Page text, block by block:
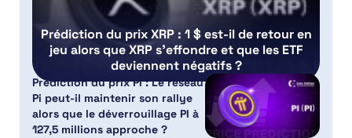
Prédiction du prix XRP : 1 $ est-il de retour en
jeu alors que XRP s’effondre et que les ETF
deviennent négatifs ?
Prédiction du prix PI : Le réseau
Pi peut-il maintenir son rallye
alors que le déverrouillage PI à
127,5 millions approche ?